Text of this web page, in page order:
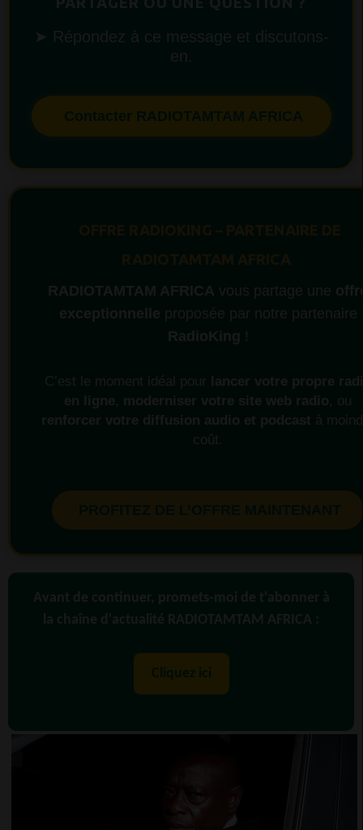
➤ Répondez à ce message et discutons-
en.
Contacter RADIOTAMTAM AFRICA
RADIOTAMTAM AFRICA vous partage une
exceptionnelle proposée par notre partenaire
RadioKing !
C’est le moment idéal pour
lancer votre propre
en ligne, moderniser votre site web radio, ou
renforcer votre diffusion audio et podcast à
coût.
Avant de continuer, promets-moi de t'abonner à
la chaîne d'actualité RADIOTAMTAM AFRICA :
Cliquez ici